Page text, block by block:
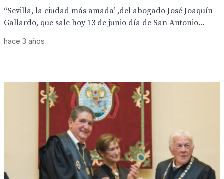
“Sevilla, la ciudad más amada’ ,del abogado José Joaquín
Gallardo, que sale hoy 13 de junio día de San Antonio...
hace 3 años